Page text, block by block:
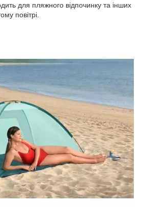
для пляжного відпочинку та інших
повітрі.